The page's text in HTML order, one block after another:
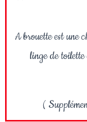
A brouette est une
linge de toilette
(